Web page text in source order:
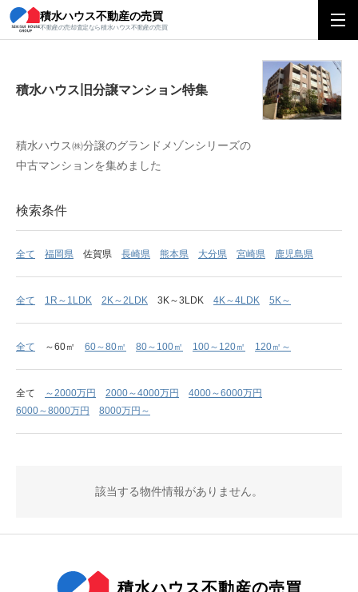
積水ハウス不動産の売買
不動産の売却査定なら積水ハウス不動産の売買
積水ハウス旧分譲マンション特集
積水ハウス旧分譲マンション特集
積水ハウス㈱分譲のグランドメゾンシリーズの
中古マンションを集めました
検索条件
全て 福岡県 佐賀県 長崎県 熊本県 大分県 宮崎県 鹿児島県
全て 1R～1LDK 2K～2LDK 3K～3LDK 4K～4LDK 5K～
全て ～60㎡ 60～80㎡ 80～100㎡ 100～120㎡ 120㎡～
全て ～2000万円 2000～4000万円
4000～6000万円
6000～8000万円
8000万円～
該当する物件情報がありません。
積水ハウス不動産の売買